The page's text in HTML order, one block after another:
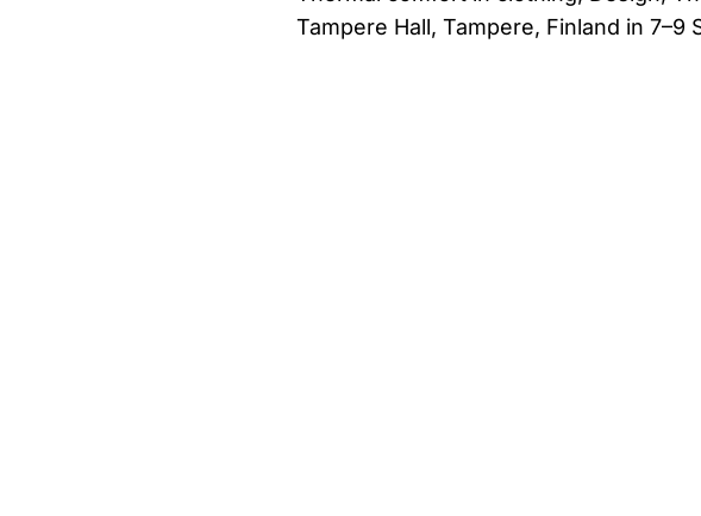
Tampere Hall, Tampere, Finland in 7–9